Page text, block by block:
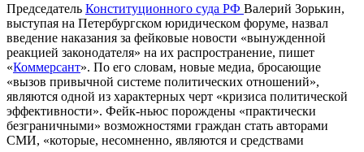
Председатель Конституционного суда РФ Валерий Зорькин,
выступая на Петербургском юридическом форуме, назвал
введение наказания за фейковые новости «вынужденной
реакцией законодателя» на их распространение, пишет
«Коммерсант». По его словам, новые медиа, бросающие
«вызов привычной системе политических отношений»,
являются одной из характерных черт «кризиса политической
эффективности». Фейк-ньюс порождены «практически
безграничными» возможностями граждан стать авторами
СМИ, «которые, несомненно, являются и средствами